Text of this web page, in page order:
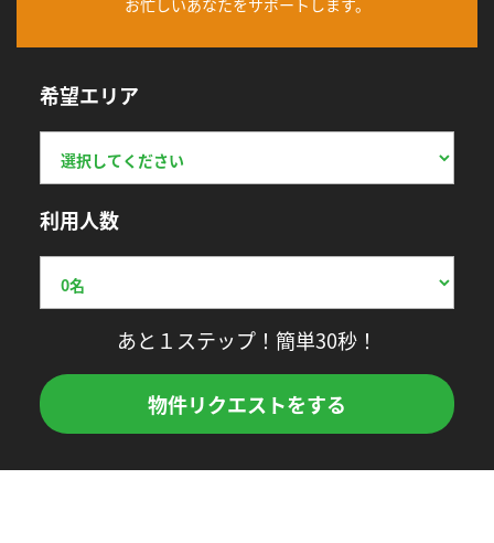
希望エリア
利用人数
あと１ステップ！簡単30秒！
物件リクエストをする